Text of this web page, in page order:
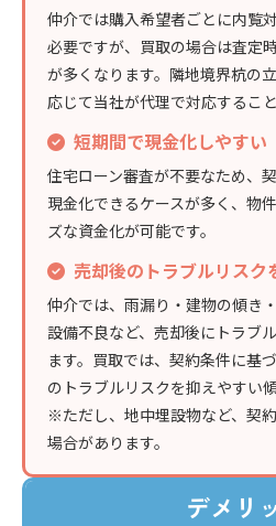
仲介では購入希望者ごとに内覧
必要ですが、買取の場合は査定
が多くなります。隣地境界杭の
応じて当社が代理で対応すること
短期間で現金化しやすい
住宅ローン審査が不要なため、
現金化できるケースが多く、物
ズな資金化が可能です。
売却後のトラブルリスク
仲介では、雨漏り・建物の傾き
設備不良など、売却後にトラブ
ます。買取では、契約条件に基
のトラブルリスクを抑えやすい
※ただし、地中埋設物など、契
場合があります。
デメリ